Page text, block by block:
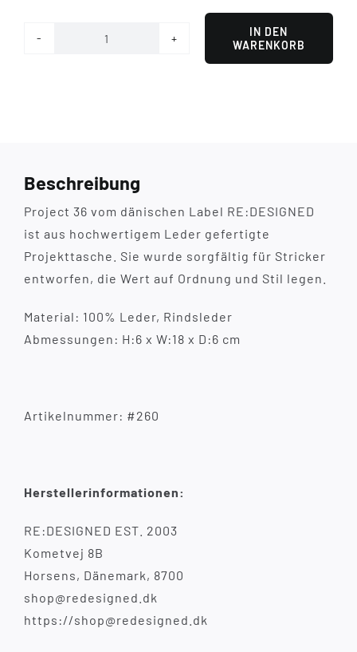
Project
IN DEN
WARENKORB
Beschreibung
Project 36 vom dänischen Label RE:DESIGNED
ist aus hochwertigem Leder gefertigte
Projekttasche. Sie wurde sorgfältig für Stricker
entworfen, die Wert auf Ordnung und Stil legen.
Material: 100% Leder, Rindsleder
Abmessungen: H:6 x W:18 x D:6 cm
Artikelnummer: #260
Herstellerinformationen:
RE:DESIGNED EST. 2003
Kometvej 8B
Horsens, Dänemark, 8700
shop@redesigned.dk
https://shop@redesigned.dk